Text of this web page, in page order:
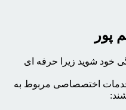
پور
خود شوید زیرا حرفه ای
اختصصاصی مربوط به